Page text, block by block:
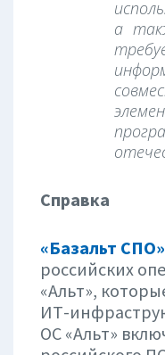
а
Справка
«Базальт СПО»
российских
«Альт»,
ИТ-
ОС «Альт»